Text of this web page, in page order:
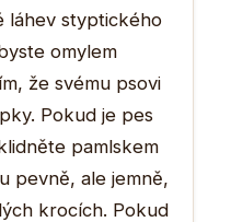
láhev styptického
omylem
že svému psovi
Pokud je pes
pamlskem
pevně, ale jemně,
krocích. Pokud